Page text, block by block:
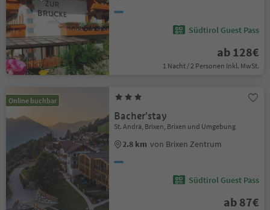
Südtirol Guest Pass
ab 128€
1 Nacht / 2 Personen Inkl. MwSt.
Online buchbar
Bacher'stay
St. Andrä, Brixen, Brixen und Umgebung
2.8 km von Brixen Zentrum
Südtirol Guest Pass
ab 87€